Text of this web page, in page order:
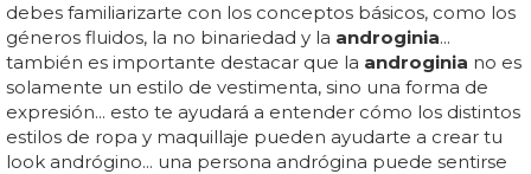
debes familiarizarte con los conceptos básicos, como los
géneros fluidos, la no binariedad y la androginia...
también es importante destacar que la androginia no es
solamente un estilo de vestimenta, sino una forma de
expresión... esto te ayudará a entender cómo los distintos
estilos de ropa y maquillaje pueden ayudarte a crear tu
look andrógino... una persona andrógina puede sentirse